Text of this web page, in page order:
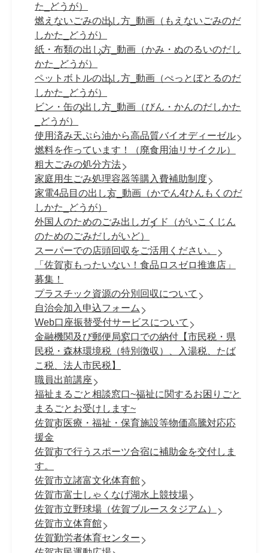
た_どうが）
燃えないごみの出し方_動画（もえないごみのだ
しかた_どうが）
紙・布類の出し方_動画（かみ・ぬのるいのだし
かた_どうが）
ペットボトルの出し方_動画（ぺっとぼとるのだ
しかた_どうが）
ビン・缶の出し方_動画（びん・かんのだしかた
_どうが）
使用済み天ぷら油から高品質バイオディーゼル
燃料を作っています！（廃食用油リサイクル）
粗大ごみの処分方法
家庭用生ごみ処理容器等購入費補助制度
家電4品目の出し方_動画（かでん4ひんもくのだ
しかた_どうが）
外国人のためのごみ出しガイド（がいこくじん
のためのごみだしがいど）
スーパーでの店頭回収をご活用ください。
「佐賀市もったいない！食品ロスゼロ推進店」
募集！
プラスチック資源の分別回収について
自治会加入申込フォーム
Web口座振替受付サービスについて
金融機関及び郵便局窓口での納付【市民税・県
民税・森林環境税（特別徴収）、入湯税、たば
こ税、法人市民税】
職員出前講座
福祉まるごと相談窓口~福祉に関するお困りごと
まるごとお受けします~
佐賀市医療・福祉・保育施設等物価高騰対応応
援金
佐賀市で行うスポーツ合宿に補助金を交付しま
す。
佐賀市立諸富文化体育館
佐賀市富士しゃくなげ湖水上競技場
佐賀市立野球場（佐賀ブルースタジアム）
佐賀市立体育館
佐賀勤労者体育センター